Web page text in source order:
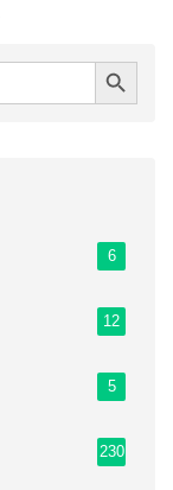
Search Button
6
12
5
230